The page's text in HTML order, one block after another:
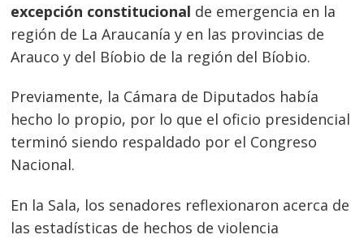
excepción constitucional de emergencia en la
región de La Araucanía y en las provincias de
Arauco y del Bíobio de la región del Bíobio.
Previamente, la Cámara de Diputados había
hecho lo propio, por lo que el oficio presidencial
terminó siendo respaldado por el Congreso
Nacional.
En la Sala, los senadores reflexionaron acerca de
las estadísticas de hechos de violencia